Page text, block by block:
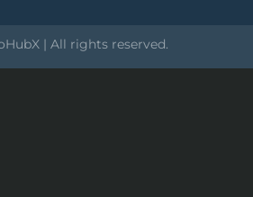
| All rights reserved.